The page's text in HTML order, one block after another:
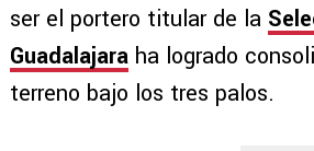
ser el portero titular de la
Guadalajara ha logrado
terreno bajo los tres palos.